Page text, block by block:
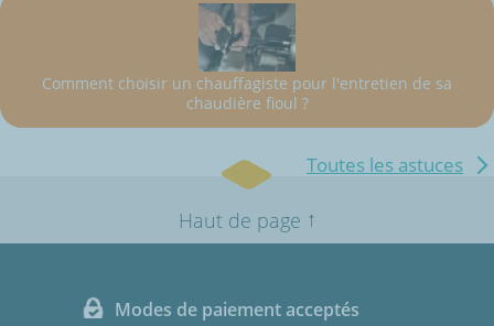
Comment choisir un chauffagiste pour l'entretien de sa
chaudière fioul ?
Toutes les astuces
Haut de page ↑
Modes de paiement acceptés